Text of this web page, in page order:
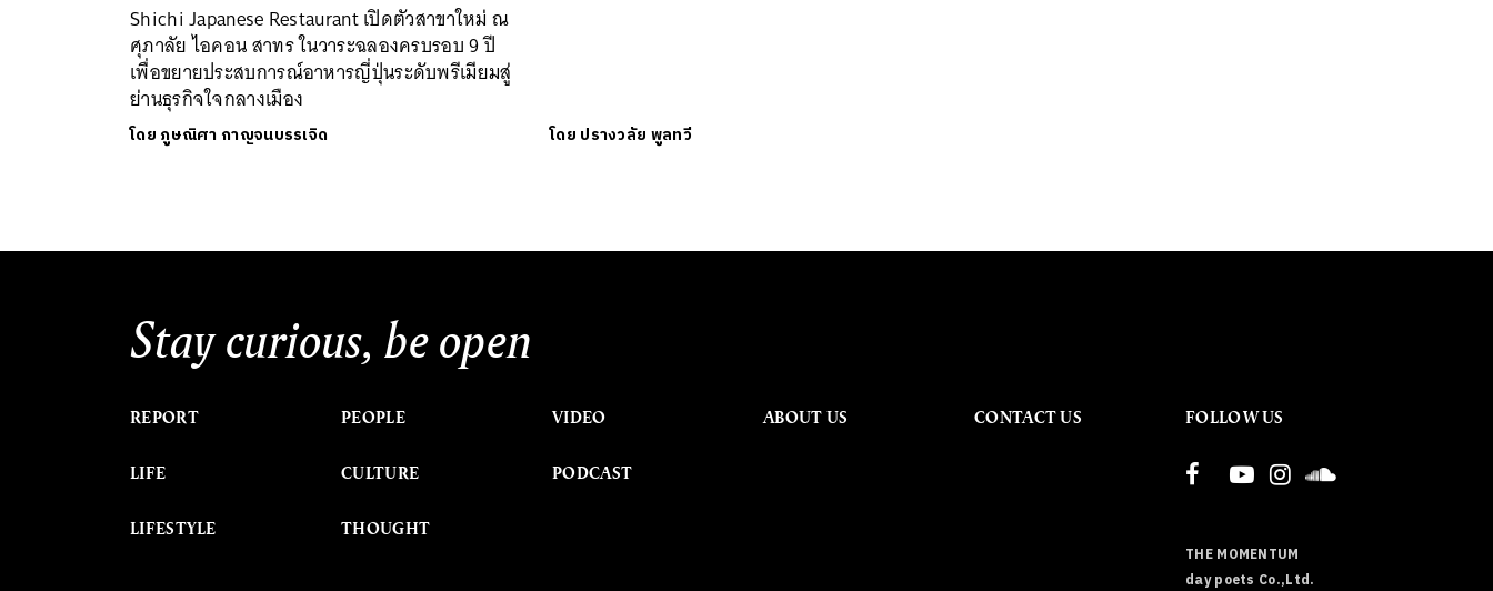
Shichi Japanese Restaurant เปิดตัวสาขาใหม่ ณ
ศุภาลัย ไอคอน สาทร ในวาระฉลองครบรอบ 9 ปี
เพื่อขยายประสบการณ์อาหารญี่ปุ่นระดับพรีเมียมสู่
ย่านธุรกิจใจกลางเมือง
โดย ภูษณิศา กาญจนบรรเจิด โดย ปรางวลัย พูลทวี
Stay curious, be open
REPORT
LIFE
LIFESTYLE
PEOPLE
CULTURE
THOUGHT
VIDEO
PODCAST
ABOUT US CONTACT US FOLLOW US
THE MOMENTUM
day poets Co.,Ltd.